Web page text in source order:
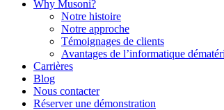
Why Musoni?
Notre histoire
Notre approche
Témoignages de clients
Avantages de l’informatique
Carrières
Blog
Nous contacter
Réserver une démonstration